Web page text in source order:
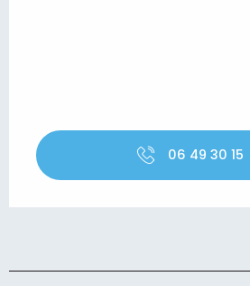
06 49 30 15